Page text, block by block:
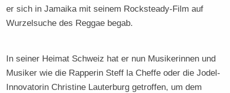
er sich in Jamaika mit seinem Rocksteady-Film auf
Wurzelsuche des Reggae begab.
In seiner Heimat Schweiz hat er nun Musikerinnen und
Musiker wie die Rapperin Steff la Cheffe oder die Jodel-
Innovatorin Christine Lauterburg getroffen, um dem